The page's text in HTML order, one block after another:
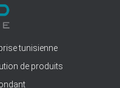
tunisienne
de produits